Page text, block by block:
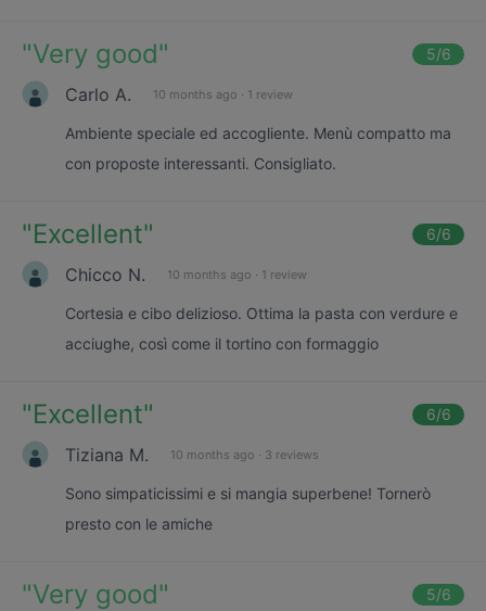
"Very good" 5/6
Carlo A. 10 months ago · 1 review
Ambiente speciale ed accogliente. Menù compatto ma
con proposte interessanti. Consigliato.
"Excellent" 6/6
Chicco N. 10 months ago · 1 review
Cortesia e cibo delizioso. Ottima la pasta con verdure e
acciughe, così come il tortino con formaggio
"Excellent" 6/6
Tiziana M. 10 months ago · 3 reviews
Sono simpaticissimi e si mangia superbene! Tornerò
presto con le amiche
"Very good" 5/6